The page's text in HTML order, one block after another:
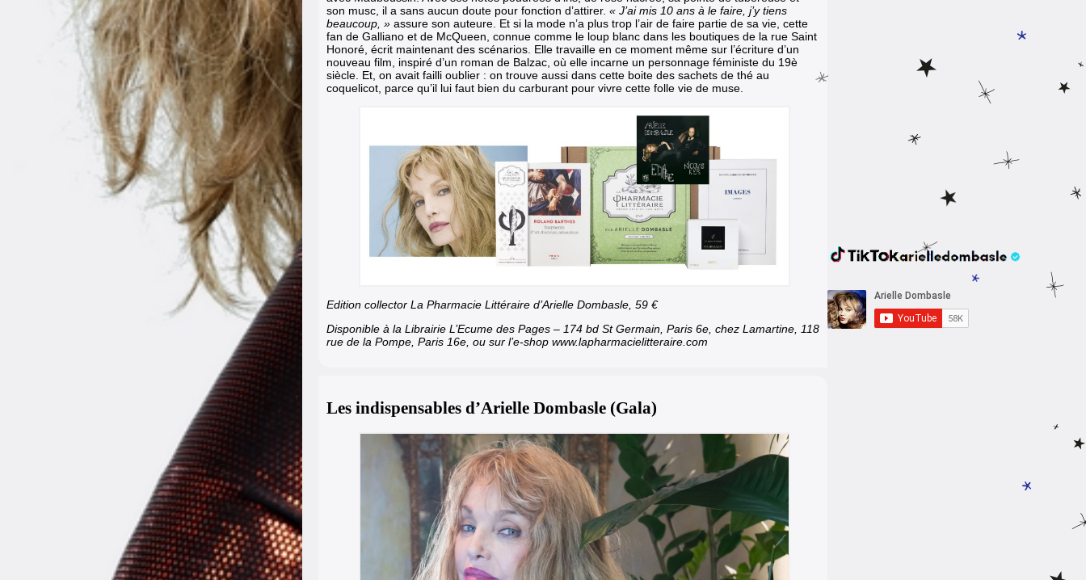
son musc, il a sans aucun doute pour fonction d’attirer. « J’ai mis 10 ans à le faire, j’y tiens
beaucoup, » assure son auteure. Et si la mode n’a plus trop l’air de faire partie de sa vie, cette
fan de Galliano et de McQueen, connue comme le loup blanc dans les boutiques de la rue Saint
Honoré, écrit maintenant des scénarios. Elle travaille en ce moment même sur l’écriture d’un
nouveau film, inspiré d’un roman de Balzac, où elle incarne un personnage féministe du 19è
siècle. Et, on avait failli oublier : on trouve aussi dans cette boite des sachets de thé au
coquelicot, parce qu’il lui faut bien du carburant pour vivre cette folle vie de muse.
Edition collector La Pharmacie Littéraire d’Arielle Dombasle, 59 €
Disponible à la Librairie L’Ecume des Pages – 174 bd St Germain, Paris 6e, chez Lamartine, 118
rue de la Pompe, Paris 16e, ou sur l’e-shop www.lapharmacielitteraire.com
Les indispensables d’Arielle Dombasle (Gala)